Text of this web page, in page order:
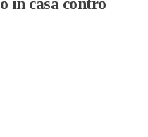
in casa contro